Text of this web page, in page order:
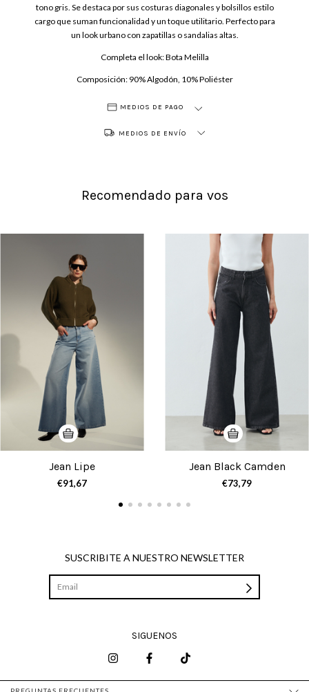
tono gris. Se destaca por sus costuras diagonales y bolsillos estilo
cargo que suman funcionalidad y un toque utilitario. Perfecto para
un look urbano con zapatillas o sandalias altas.
Completa el look:Bota Melilla
Composición: 90% Algodón, 10% Poliéster
MEDIOS DE PAGO
MEDIOS DE ENVÍO
Recomendado para vos
Jean Lipe
€91,67
Jean Black Camden
€73,79
SUSCRIBITE A NUESTRO NEWSLETTER
SIGUENOS